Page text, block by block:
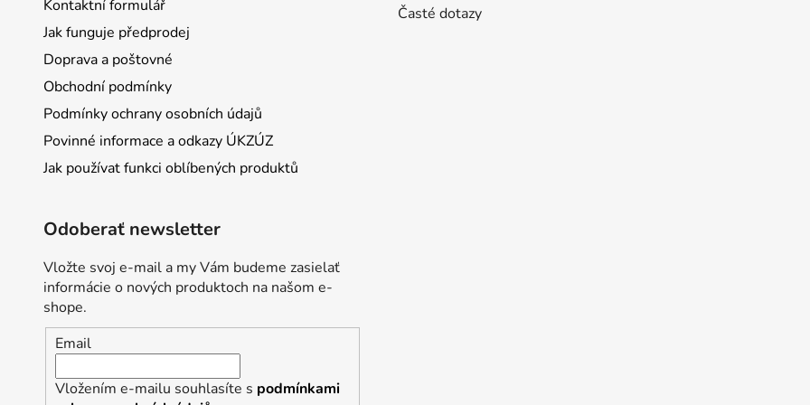
Kontaktní formulář
Jak funguje předprodej
Doprava a poštovné
Obchodní podmínky
Podmínky ochrany osobních údajů
Povinné informace a odkazy ÚKZÚZ
Jak používat funkci oblíbených produktů
Časté dotazy
Odoberať newsletter
Vložte svoj e-mail a my Vám budeme zasielať
informácie o nových produktoch na našom e-
shope.
Email
Vložením e-mailu souhlasíte s podmínkami